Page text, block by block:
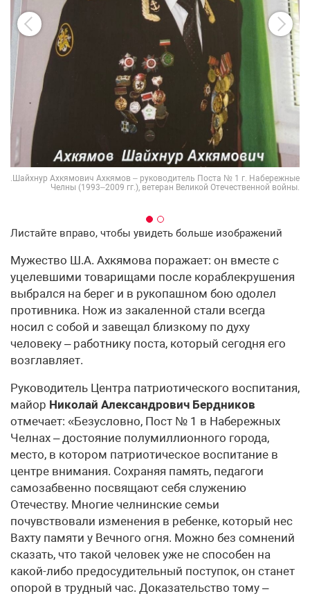
.Шайхнур Ахкямович Ахкямов – руководитель Поста № 1 г. Набережные
Челны (1993–2009 гг.), ветеран Великой Отечественной войны.
Листайте вправо, чтобы увидеть больше изображений
Мужество Ш.А. Ахкямова поражает: он вместе с
уцелевшими товарищами после кораблекрушения
выбрался на берег и в рукопашном бою одолел
противника. Нож из закаленной стали всегда
носил с собой и завещал близкому по духу
человеку – работнику поста, который сегодня его
возглавляет.
Руководитель Центра патриотического воспитания,
майор Николай Александрович Бердников
отмечает: «Безусловно, Пост № 1 в Набережных
Челнах – достояние полумиллионного города,
место, в котором патриотическое воспитание в
центре внимания. Сохраняя память, педагоги
самозабвенно посвящают себя служению
Отечеству. Многие челнинские семьи
почувствовали изменения в ребенке, который нес
Вахту памяти у Вечного огня. Можно без сомнений
сказать, что такой человек уже не способен на
какой-либо предосудительный поступок, он станет
опорой в трудный час. Доказательство тому –